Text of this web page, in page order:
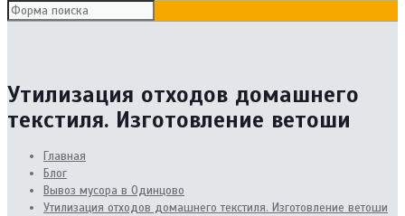
Утилизация отходов домашнего
текстиля. Изготовление ветоши
Главная
Блог
Вывоз мусора в Одинцово
Утилизация отходов домашнего текстиля. Изготовление ветоши